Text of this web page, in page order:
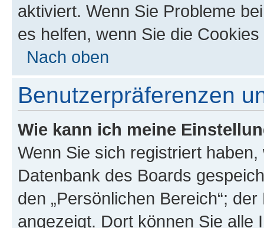
aktiviert. Wenn Sie Probleme
es helfen, wenn Sie die
Nach oben
Benutzerpräferenzen
Wie kann ich meine
Wenn Sie sich registriert
Datenbank des Boards
den „Persönlichen Bereich“;
angezeigt. Dort können Sie alle